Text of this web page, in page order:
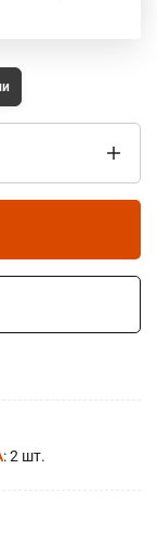
: 2 шт.